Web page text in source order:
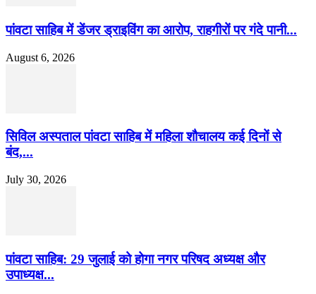
पांवटा साहिब में डेंजर ड्राइविंग का आरोप, राहगीरों पर गंदे पानी...
August 6, 2026
सिविल अस्पताल पांवटा साहिब में महिला शौचालय कई दिनों से
बंद,...
July 30, 2026
पांवटा साहिब: 29 जुलाई को होगा नगर परिषद अध्यक्ष और
उपाध्यक्ष...